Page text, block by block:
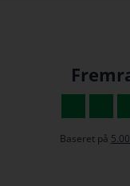
Baseret på
Varen kom som
Varen kom som